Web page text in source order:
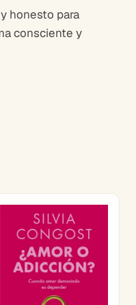
honesto para
consciente y